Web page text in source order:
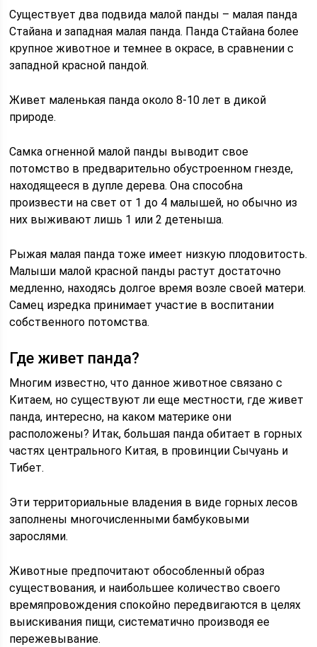
Существует два подвида малой панды – малая панда
Стайана и западная малая панда. Панда Стайана более
крупное животное и темнее в окрасе, в сравнении с
западной красной пандой.
Живет маленькая панда около 8-10 лет в дикой
природе.
Самка огненной малой панды выводит свое
потомство в предварительно обустроенном гнезде,
находящееся в дупле дерева. Она способна
произвести на свет от 1 до 4 малышей, но обычно из
них выживают лишь 1 или 2 детеныша.
Рыжая малая панда тоже имеет низкую плодовитость.
Малыши малой красной панды растут достаточно
медленно, находясь долгое время возле своей матери.
Самец изредка принимает участие в воспитании
собственного потомства.
Где живет панда?
Многим известно, что данное животное связано с
Китаем, но существуют ли еще местности, где живет
панда, интересно, на каком материке они
расположены? Итак, большая панда обитает в горных
частях центрального Китая, в провинции Сычуань и
Тибет.
Эти территориальные владения в виде горных лесов
заполнены многочисленными бамбуковыми
зарослями.
Животные предпочитают обособленный образ
существования, и наибольшее количество своего
времяпровождения спокойно передвигаются в целях
выискивания пищи, систематично производя ее
пережевывание.